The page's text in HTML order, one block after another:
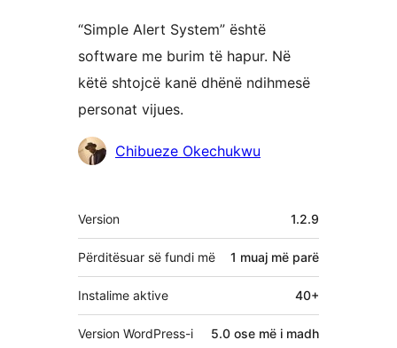
“Simple Alert System” është
software me burim të hapur. Në
këtë shtojcë kanë dhënë ndihmesë
personat vijues.
KontribuesChibueze Okechukwu
Të
tjera
Version 1.2.9
Përditësuar së fundi më 1 muaj më parë
Instalime aktive 40+
Version WordPress-i 5.0 ose më i madh